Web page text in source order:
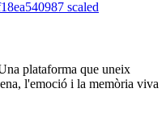
plataforma que uneix
l'emoció i la memòria viva